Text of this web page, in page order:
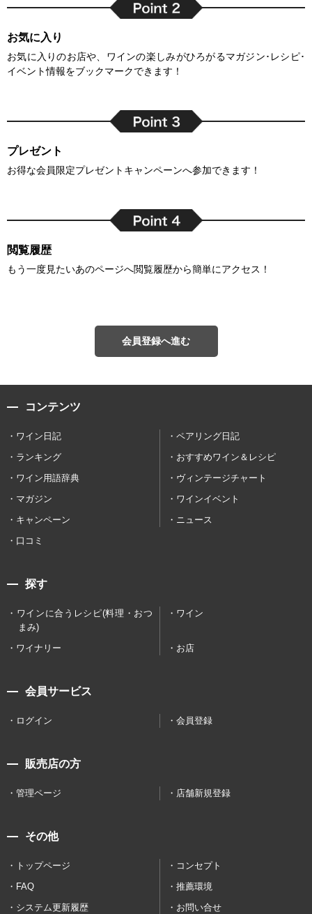
お気に入り
お気に入りのお店や、ワインの楽しみがひろがるマガジン･レシピ･
イベント情報をブックマークできます！
プレゼント
お得な会員限定プレゼントキャンペーンへ参加できます！
閲覧履歴
もう一度見たいあのページへ閲覧履歴から簡単にアクセス！
会員登録へ進む
コンテンツ
ワイン日記
ペアリング日記
ランキング
おすすめワイン＆レシピ
ワイン用語辞典
ヴィンテージチャート
マガジン
ワインイベント
キャンペーン
ニュース
口コミ
探す
ワインに合うレシピ(料理・おつ
まみ)
ワイン
ワイナリー お店
会員サービス
ログイン 会員登録
販売店の方
管理ページ 店舗新規登録
その他
トップページ
コンセプト
FAQ
推薦環境
システム更新履歴
お問い合せ